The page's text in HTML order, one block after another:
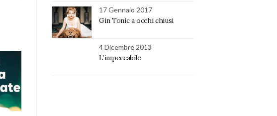
17 Gennaio 2017
Gin Tonic a occhi chiusi
4 Dicembre 2013
L’impeccabile